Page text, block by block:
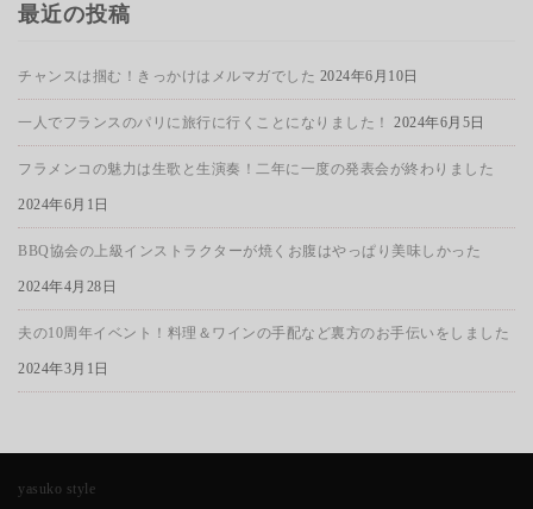
最近の投稿
チャンスは掴む！きっかけはメルマガでした 2024年6月10日
一人でフランスのパリに旅行に行くことになりました！ 2024年6月5日
フラメンコの魅力は生歌と生演奏！二年に一度の発表会が終わりました
2024年6月1日
BBQ協会の上級インストラクターが焼くお腹はやっぱり美味しかった
2024年4月28日
夫の10周年イベント！料理＆ワインの手配など裏方のお手伝いをしました
2024年3月1日
yasuko style